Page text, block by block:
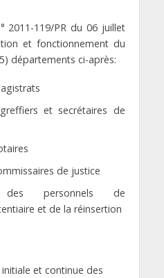
2011-119/PR du 06 juillet
et fonctionnement du
départements ci-après:
et secrétaires de
de justice
personnels de
et de la réinsertion
et continue des